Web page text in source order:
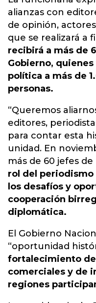
alianzas con
de opinión,
que se realizará a
recibirá a más de
Gobierno,
política a más de
personas.
“Queremos
editores,
para contar esta
unidad. En
más de 60 jefes
rol del periodismo
los desafíos y
cooperación
diplomática.
El Gobierno
“oportunidad
fortalecimiento
comerciales y de
regiones